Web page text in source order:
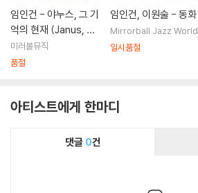
임인건 - 야누스, 그 기
억의 현재 (Janus, Th
e reminiscence)
미러볼뮤직
품절
임인건, 이원술 - 동화
Mirrorball Jazz World
일시품절
아티스트에게 한마디
댓글 0건